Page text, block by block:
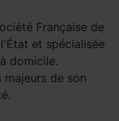
Française de
et spécialisée
domicile.
de son